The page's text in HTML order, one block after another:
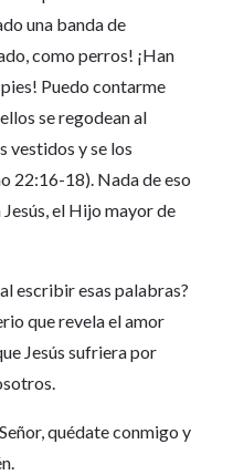
una banda de
como perros! ¡Han
Puedo contarme
se regodean al
vestidos y se los
22:16-18). Nada de eso
el Hijo mayor de
escribir esas palabras?
que revela el amor
Jesús sufriera por
quédate conmigo y